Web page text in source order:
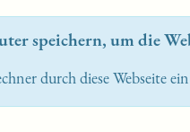
speichern, um die
durch diese Webseite